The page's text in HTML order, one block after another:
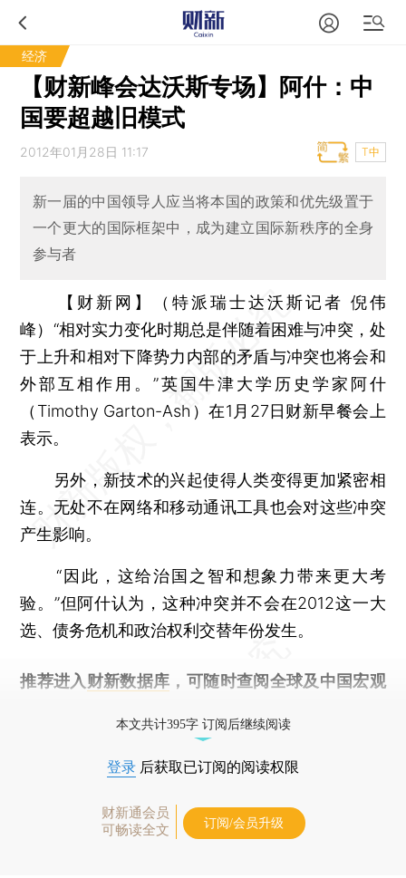
经济
【财新峰会达沃斯专场】阿什：中
国要超越旧模式
2012年01月28日 11:17 T中
新一届的中国领导人应当将本国的政策和优先级置于
一个更大的国际框架中，成为建立国际新秩序的全身
参与者
【财新网】（特派瑞士达沃斯记者 倪伟
峰） “相对实力变化时期总是伴随着困难与冲突，处
于上升和相对下降势力内部的矛盾与冲突也将会和
外部互相作用。”英国牛津大学历史学家阿什
（Timothy Garton-Ash）在1月27日财新早餐会上
表示。
另外，新技术的兴起使得人类变得更加紧密相
连。无处不在网络和移动通讯工具也会对这些冲突
产生影响。
“因此，这给治国之智和想象力带来更大考
验。”但阿什认为，这种冲突并不会在2012这一大
选、债务危机和政治权利交替年份发生。
推荐进入 财新数据库 ，可随时查阅全球及中国宏观
本文共计395字 订阅后继续阅读
登录 后获取已订阅的阅读权限
财新通会员
可畅读全文
订阅/会员升级